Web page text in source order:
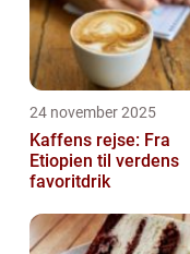
24 november 2025
Kaffens rejse: Fra
Etiopien til verdens
favoritdrik